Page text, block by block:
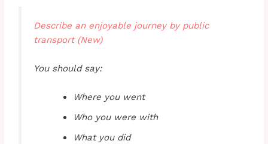
Describe an enjoyable journey by public
transport (New)
You should say:
Where you went
Who you were with
What you did